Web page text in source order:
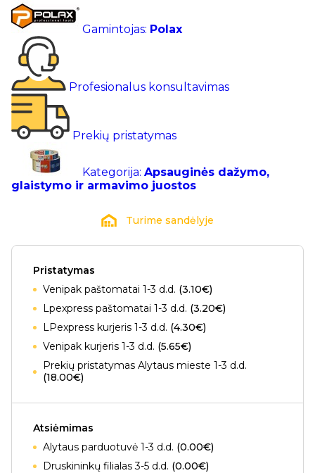
Gamintojas: Polax
Profesionalus konsultavimas
Prekių pristatymas
Kategorija: Apsauginės dažymo,
glaistymo ir armavimo juostos
Turime sandėlyje
Pristatymas
Venipak paštomatai 1-3 d.d. (3.10€)
Lpexpress paštomatai 1-3 d.d. (3.20€)
LPexpress kurjeris 1-3 d.d. (4.30€)
Venipak kurjeris 1-3 d.d. (5.65€)
Prekių pristatymas Alytaus mieste 1-3 d.d.
(18.00€)
Atsiėmimas
Alytaus parduotuvė 1-3 d.d. (0.00€)
Druskininkų filialas 3-5 d.d. (0.00€)